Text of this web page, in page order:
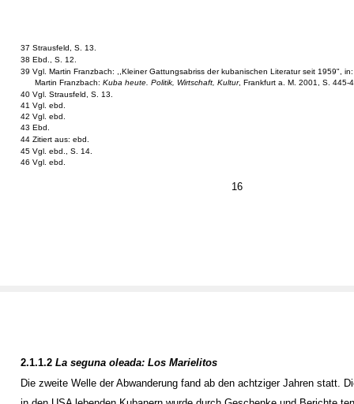
37 Strausfeld, S. 13.
38 Ebd., S. 12.
39 Vgl. Martin Franzbach: ,,Kleiner Gattungsabriss der kubanischen Literatur seit 1959",
Martin Franzbach: Kuba heute. Politik, Wirtschaft, Kultur, Frankfurt a. M. 2001, S. 445-
40 Vgl. Strausfeld, S. 13.
41 Vgl. ebd.
42 Vgl. ebd.
43 Ebd.
44 Zitiert aus: ebd.
45 Vgl. ebd., S. 14.
46 Vgl. ebd.
16
2.1.1.2 La seguna oleada: Los Marielitos
Die zweite Welle der Abwanderung fand ab den achtziger Jahren statt.